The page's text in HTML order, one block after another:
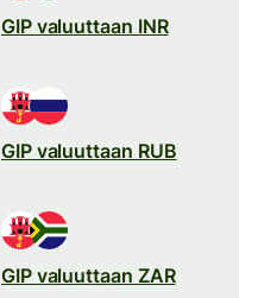
GIP valuuttaan INR
GIP valuuttaan RUB
GIP valuuttaan ZAR